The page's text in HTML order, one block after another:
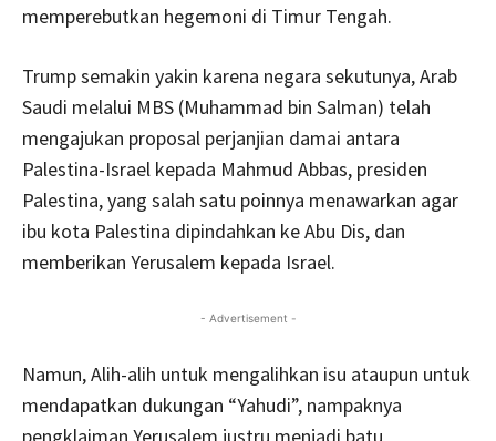
memperebutkan hegemoni di Timur Tengah.
Trump semakin yakin karena negara sekutunya, Arab
Saudi melalui MBS (Muhammad bin Salman) telah
mengajukan proposal perjanjian damai antara
Palestina-Israel kepada Mahmud Abbas, presiden
Palestina, yang salah satu poinnya menawarkan agar
ibu kota Palestina dipindahkan ke Abu Dis, dan
memberikan Yerusalem kepada Israel.
- Advertisement -
Namun, Alih-alih untuk mengalihkan isu ataupun untuk
mendapatkan dukungan “Yahudi”, nampaknya